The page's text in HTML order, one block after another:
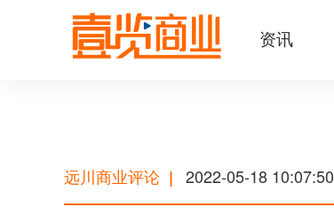
资讯
远川商业评论 | 2022-05-18 10:07:50